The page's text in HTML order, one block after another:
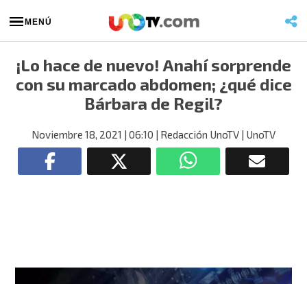
MENÚ
¡Lo hace de nuevo! Anahí sorprende
con su marcado abdomen; ¿qué dice
Bárbara de Regil?
Noviembre 18, 2021 | 06:10 | Redacción UnoTV | UnoTV